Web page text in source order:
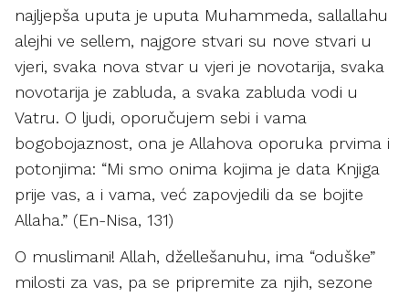
najljepša uputa je uputa Muhammeda, sallallahu
alejhi ve sellem, najgore stvari su nove stvari u
vjeri, svaka nova stvar u vjeri je novotarija, svaka
novotarija je zabluda, a svaka zabluda vodi u
Vatru. O ljudi, oporučujem sebi i vama
bogobojaznost, ona je Allahova oporuka prvima i
potonjima: “Mi smo onima kojima je data Knjiga
prije vas, a i vama, već zapovjedili da se bojite
Allaha.” (En-Nisa, 131)
O muslimani! Allah, džellešanuhu, ima “oduške”
milosti za vas, pa se pripremite za njih, sezone